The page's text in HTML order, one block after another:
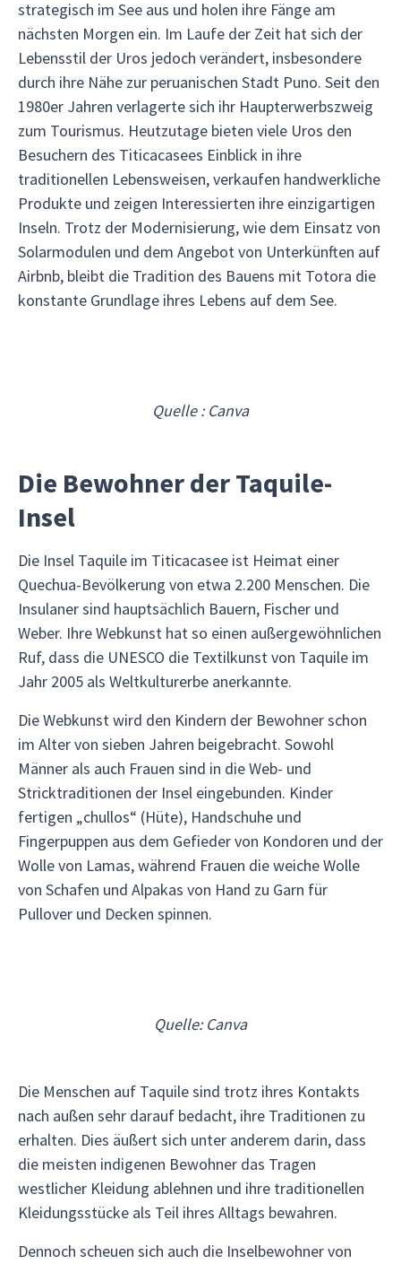
strategisch im See aus und holen ihre Fänge am
nächsten Morgen ein. Im Laufe der Zeit hat sich der
Lebensstil der Uros jedoch verändert, insbesondere
durch ihre Nähe zur peruanischen Stadt Puno. Seit den
1980er Jahren verlagerte sich ihr Haupterwerbszweig
zum Tourismus. Heutzutage bieten viele Uros den
Besuchern des Titicacasees Einblick in ihre
traditionellen Lebensweisen, verkaufen handwerkliche
Produkte und zeigen Interessierten ihre einzigartigen
Inseln. Trotz der Modernisierung, wie dem Einsatz von
Solarmodulen und dem Angebot von Unterkünften auf
Airbnb, bleibt die Tradition des Bauens mit Totora die
konstante Grundlage ihres Lebens auf dem See.
Quelle : Canva
Die Bewohner der Taquile-
Insel
Die Insel Taquile im Titicacasee ist Heimat einer
Quechua-Bevölkerung von etwa 2.200 Menschen. Die
Insulaner sind hauptsächlich Bauern, Fischer und
Weber. Ihre Webkunst hat so einen außergewöhnlichen
Ruf, dass die UNESCO die Textilkunst von Taquile im
Jahr 2005 als Weltkulturerbe anerkannte.
Die Webkunst wird den Kindern der Bewohner schon
im Alter von sieben Jahren beigebracht. Sowohl
Männer als auch Frauen sind in die Web- und
Stricktraditionen der Insel eingebunden. Kinder
fertigen „chullos“ (Hüte), Handschuhe und
Fingerpuppen aus dem Gefieder von Kondoren und der
Wolle von Lamas, während Frauen die weiche Wolle
von Schafen und Alpakas von Hand zu Garn für
Pullover und Decken spinnen.
Quelle: Canva
Die Menschen auf Taquile sind trotz ihres Kontakts
nach außen sehr darauf bedacht, ihre Traditionen zu
erhalten. Dies äußert sich unter anderem darin, dass
die meisten indigenen Bewohner das Tragen
westlicher Kleidung ablehnen und ihre traditionellen
Kleidungsstücke als Teil ihres Alltags bewahren.
Dennoch scheuen sich auch die Inselbewohner von